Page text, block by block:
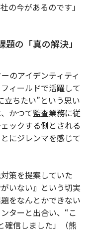
の今があるのです」
の「真の解決」
のアイデンティティ
ィールドで活躍して
立ちたい”という思い
かつて監査業務に従
ックする側とされる
にジレンマを感じて
策を提案していた
いない』という切実
をなんとかできない
ターと出合い、“こ
確信しました」（熊